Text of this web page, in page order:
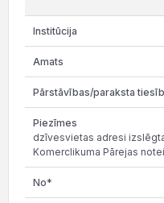
dzīvesvietas adresi
Komerclikuma Pārejas